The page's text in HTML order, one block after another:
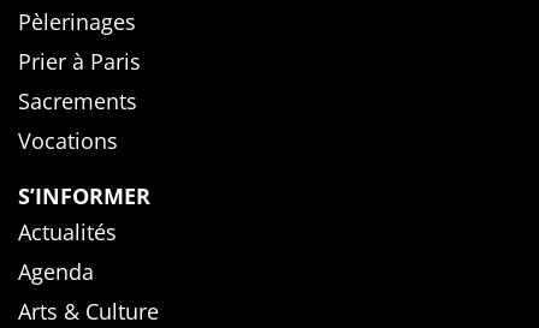
Pèlerinages
Prier à Paris
Sacrements
Vocations
S’INFORMER
Actualités
Agenda
Arts & Culture